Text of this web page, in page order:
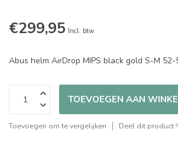
€299,95 Incl. btw
Abus helm AirDrop MIPS black gold S-M 52-
TOEVOEGEN AAN
Toevoegen om te vergelijken Deel dit product